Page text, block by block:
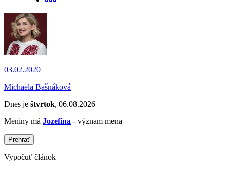
03.02.2020
Michaela Bašnáková
Dnes je štvrtok, 06.08.2026
Meniny má Jozefína - význam mena
Prehrať
Vypočuť článok